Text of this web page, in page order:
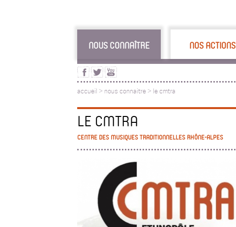
NOUS CONNAÎTRE NOS ACTIONS
accueil > nous connaitre > le cmtra
LE CMTRA
CENTRE DES MUSIQUES TRADITIONNELLES RHÔNE-ALPES